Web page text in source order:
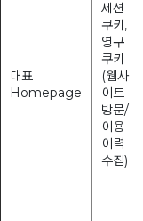
대표
Homepage
세션
쿠키,
영구
쿠키
(웹사
이트
방문/
이용
이력
수집)